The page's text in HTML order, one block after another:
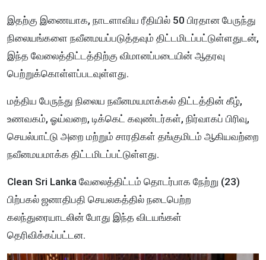
இதற்கு இணையாக, நாடளாவிய ரீதியில் 50 பிரதான பேருந்து
நிலையங்களை நவீனமயப்படுத்தவும் திட்டமிடப்பட்டுள்ளதுடன்,
இந்த வேலைத்திட்டத்திற்கு விமானப்படையின் ஆதரவு
பெற்றுக்கொள்ளப்படவுள்ளது.
மத்திய பேருந்து நிலைய நவீனமயமாக்கல் திட்டத்தின் கீழ்,
உணவகம், ஓய்வறை, டிக்கெட் கவுண்டர்கள், நிர்வாகப் பிரிவு,
செயல்பாட்டு அறை மற்றும் சாரதிகள் தங்குமிடம் ஆகியவற்றை
நவீனமயமாக்க திட்டமிடப்பட்டுள்ளது.
Clean Sri Lanka வேலைத்திட்டம் தொடர்பாக நேற்று (23)
பிற்பகல் ஜனாதிபதி செயலகத்தில் நடைபெற்ற
கலந்துரையாடலின் போது இந்த விடயங்கள்
தெரிவிக்கப்பட்டன.